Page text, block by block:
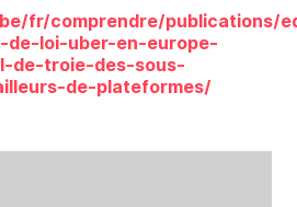
fr/comprendre/publications/
de-loi-uber-en-europe-
de-troie-des-sous-
de-plateformes/